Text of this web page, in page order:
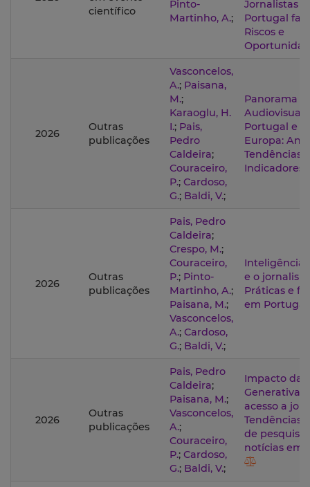
científico
Pinto-
Martinho, A.;
Jornalistas
Portugal
Riscos e
2026
Outras
publicações
Vasconcelos,
A.; Paisana,
M.;
Karaoglu, H.
I.; Pais,
Pedro
Caldeira;
Couraceiro,
P.; Cardoso,
G.; Baldi, V.;
Panorama
Audiovisual
Portugal e
Europa:
Tendências e
Indicadores
2026
Outras
publicações
Pais, Pedro
Caldeira;
Crespo, M.;
Couraceiro,
P.; Pinto-
Martinho, A.;
Paisana, M.;
Vasconcelos,
A.; Cardoso,
G.; Baldi, V.;
Inteligência
e o
Práticas e
em Portugal
2026
Outras
publicações
Pais, Pedro
Caldeira;
Paisana, M.;
Vasconcelos,
A.;
Couraceiro,
P.; Cardoso,
G.; Baldi, V.;
Impacto da
Generativa
acesso a
Tendências
de
notícias em